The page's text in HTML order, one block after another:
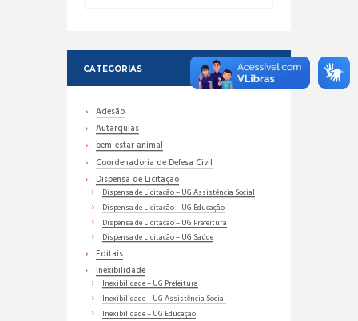
CATEGORIAS
Adesão
Autarquias
bem-estar animal
Coordenadoria de Defesa Civil
Dispensa de Licitação
Dispensa de Licitação – UG Assistência Social
Dispensa de Licitação – UG Educação
Dispensa de Licitação – UG Prefeitura
Dispensa de Licitação – UG Saúde
Editais
Inexibilidade
Inexibilidade – UG Prefeitura
Inexibilidade – UG Assistência Social
Inexibilidade – UG Educação